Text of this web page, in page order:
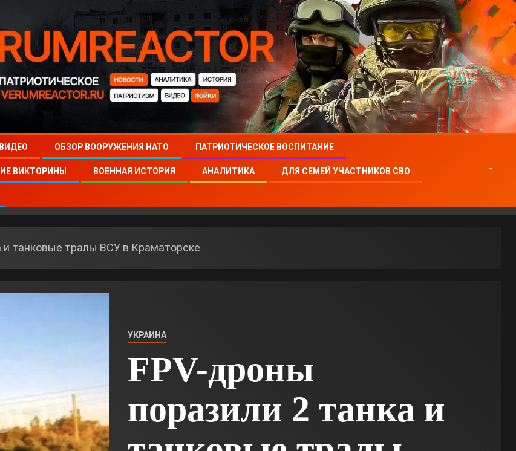
ВИДЕО ОБЗОР ВООРУЖЕНИЯ НАТО ПАТРИОТИЧЕСКОЕ ВОСПИТАНИЕ
ВИКТОРИНЫ ВОЕННАЯ ИСТОРИЯ АНАЛИТИКА ДЛЯ СЕМЕЙ УЧАСТНИКОВ СВО
и танковые тралы ВСУ в Краматорске
УКРАИНА
FPV-дроны
поразили 2 танка и